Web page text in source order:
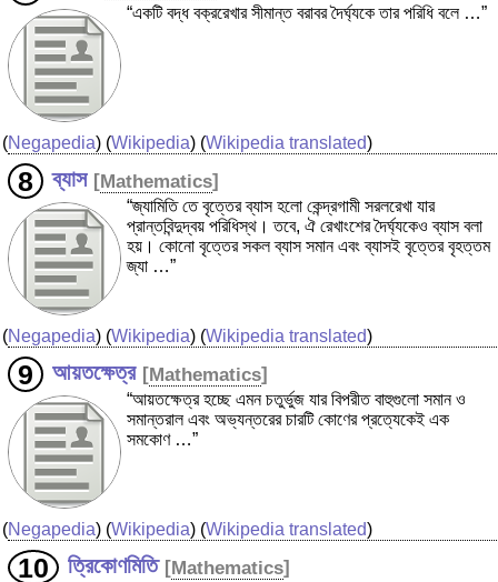
“একটি বদ্ধ বক্ররেখার সীমান্ত বরাবর দৈর্ঘ্যকে তার পরিধি বলে …”
(Negapedia) (Wikipedia) (Wikipedia translated)
ব্যাস [Mathematics]
“জ্যামিতি তে বৃত্তের ব্যাস হলো কেন্দ্রগামী সরলরেখা যার
প্রান্তবিন্দুদ্বয় পরিধিস্থ। তবে, ঐ রেখাংশের দৈর্ঘ্যকেও ব্যাস বলা
হয়। কোনো বৃত্তের সকল ব্যাস সমান এবং ব্যাসই বৃত্তের বৃহত্তম
জ্যা …”
(Negapedia) (Wikipedia) (Wikipedia translated)
আয়তক্ষেত্র [Mathematics]
“আয়তক্ষেত্র হচ্ছে এমন চতুর্ভুজ যার বিপরীত বাহুগুলো সমান ও
সমান্তরাল এবং অভ্যন্তরের চারটি কোণের প্রত্যেকেই এক
সমকোণ …”
(Negapedia) (Wikipedia) (Wikipedia translated)
ত্রিকোণমিতি [Mathematics]